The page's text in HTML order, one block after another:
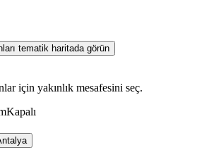
tematik haritada görün
için yakınlık mesafesini seç.
Kapalı